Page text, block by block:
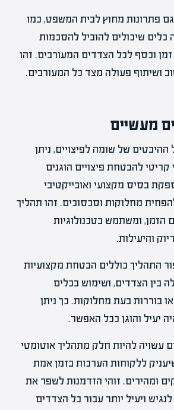
פתרונות מחוץ לבית המשפט, כמו
כלים שיכולים להוביל להסכמות
זמן וכסף לכל הצדדים המעורבים. זהו
ושיתוף פעולה מצד כל המעורבים.
מעשיים
של שומה לפיצויים, ניתן
להבטחת פיצויים הוגנים
בסיס מקצועי ואובייקטיבי
מחלוקות וסכסוכים. זהו תהליך
ומשתמש בטכנולוגיות
והיעילות.
התהליך כוללים הבטחת מקצועיות
בין הצדדים, ושימוש בכלים
בוררות בעת מחלוקות. כך ניתן
יעיל והוגן ככל האפשר.
עשויה להיות חלק מתהליך אוטומטי
ללקוחות הערכות בזמן אמת
ומהירים. זוהי הזדמנות לשפר את
ויעיל יותר עבור כל הצדדים